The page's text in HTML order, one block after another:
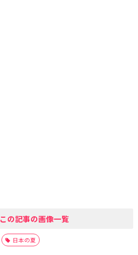
この記事の画像一覧
日本の夏